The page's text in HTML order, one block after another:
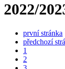
2022/
první stránka
předchozí
1
2